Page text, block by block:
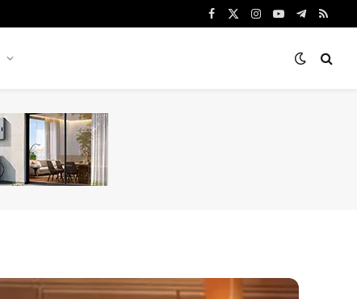
Facebook
X
Instagram
YouTube
Telegram
RSS